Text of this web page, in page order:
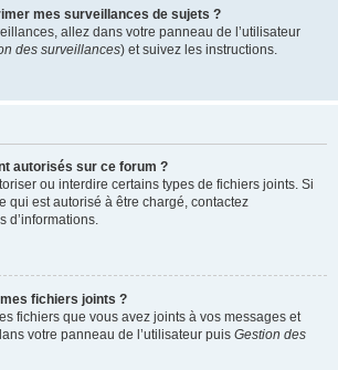
mes surveillances de sujets ?
allez dans votre panneau de l’utilisateur
des surveillances) et suivez les instructions.
autorisés sur ce forum ?
ou interdire certains types de fichiers joints. Si
qui est autorisé à être chargé, contactez
d’informations.
fichiers joints ?
fichiers que vous avez joints à vos messages et
votre panneau de l’utilisateur puis Gestion des